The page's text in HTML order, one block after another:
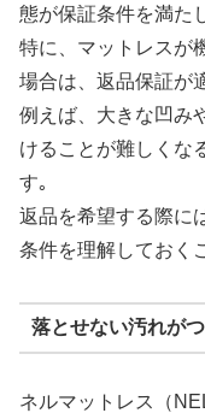
態が保証条件を満た
特に、マットレスが
場合は、返品保証が
例えば、大きな凹み
けることが難しくな
す｡
返品を希望する際に
条件を理解しておく
落とせない汚れが
ネルマットレス（